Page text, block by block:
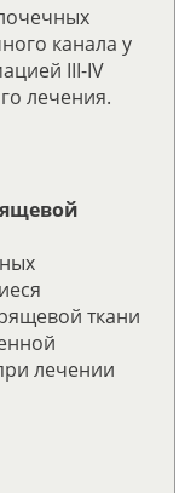
канала у
III-IV
лечения.
ткани
лечении